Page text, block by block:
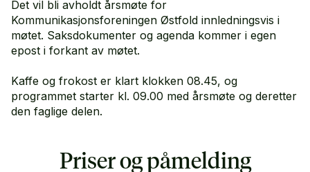
Det vil bli avholdt årsmøte for
Kommunikasjonsforeningen Østfold innledningsvis i
møtet. Saksdokumenter og agenda kommer i egen
epost i forkant av møtet.
Kaffe og frokost er klart klokken 08.45, og
programmet starter kl. 09.00 med årsmøte og deretter
den faglige delen.
Priser og påmelding